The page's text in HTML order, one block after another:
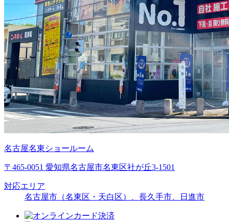
名古屋名東ショールーム
〒465-0051 愛知県名古屋市名東区社が丘3-1501
対応エリア
名古屋市（名東区・天白区）、長久手市、日進市